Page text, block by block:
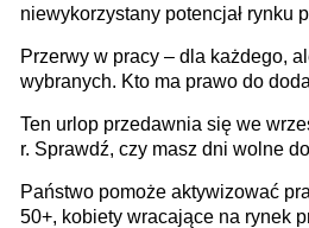
niewykorzystany potencjał rynku
dofinansowań czy refundacji, ale
stronie systemu i świadomości
pracodawców [WYWIAD]
Przerwy w pracy – dla każdego,
wybranych. Kto ma prawo do
Ten urlop przedawnia się we
r. Sprawdź, czy masz dni wolne do
Państwo pomoże aktywizować
50+, kobiety wracające na rynek